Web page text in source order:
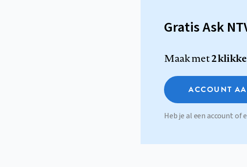
Gratis Ask
Maak met2
ACCOUNT
Heb je al een account of